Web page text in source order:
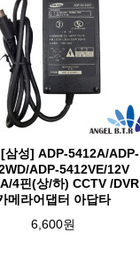
삼성] ADP-5412A/ADP-
ADP-5412VE/12V
4핀(상/하) CCTV /
메라어댑터 아답타
6,600원